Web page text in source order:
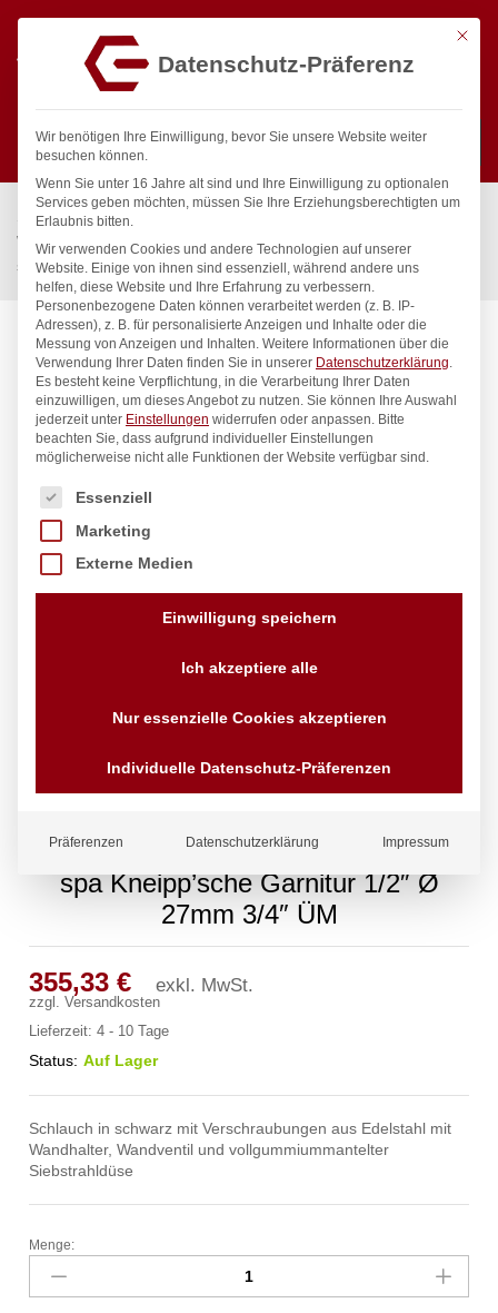
Suchen
Start / Gastronomiebedarf & Gastro Geräte für Profis
Wassertechnik
Wellnes
spa Kneipp’sche Garnitur 1/2″ Ø 27mm 3/4″ ÜM
spa Kneipp’sche Garnitur 1/2″ Ø
27mm 3/4″ ÜM
355,33€ exkl. MwSt.
zzgl.Versandkosten
Lieferzeit:4 - 10 Tage
Status: Auf Lager
Schlauch in schwarz mit Verschraubungen aus Edelstahl mit
Wandhalter, Wandventil und vollgummiummantelter
Siebstrahldüse
spa
Kneipp'sche
Garnitur
Menge:
Mit
Datenschutz-Präferenz
Wir benötigen Ihre Einwilligung, bevor Sie unsere Website weiter
besuchen können.
Wenn Sie unter 16 Jahre alt sind und Ihre Einwilligung zu optionalen
Services geben möchten, müssen Sie Ihre Erziehungsberechtigten um
Erlaubnis bitten.
Wir verwenden Cookies und andere Technologien auf unserer
Website. Einige von ihnen sind essenziell, während andere uns
helfen, diese Website und Ihre Erfahrung zu verbessern.
Personenbezogene Daten können verarbeitet werden (z. B. IP-
Adressen), z. B. für personalisierte Anzeigen und Inhalte oder die
Messung von Anzeigen und Inhalten. Weitere Informationen über die
Verwendung Ihrer Daten finden Sie in unserer Datenschutzerklärung.
Es besteht keine Verpflichtung, in die Verarbeitung Ihrer Daten
einzuwilligen, um dieses Angebot zu nutzen. Sie können Ihre Auswahl
jederzeit unter Einstellungen widerrufen oder anpassen. Bitte
beachten Sie, dass aufgrund individueller Einstellungen
möglicherweise nicht alle Funktionen der Website verfügbar sind.
Es folgt eine Liste der Service-Gruppen, für die eine
Essenziell
Marketing
Externe Medien
Einwilligung speichern
Ich akzeptiere alle
Nur essenzielle Cookies akzeptieren
Individuelle Datenschutz-Präferenzen
Präferenzen Datenschutzerklärung Impressum